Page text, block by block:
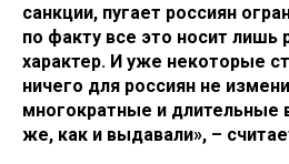
санкции, пугает россиян
по факту все это носит
характер. И уже некоторые
ничего для россиян не
многократные и длительные
же, как и выдавали», –